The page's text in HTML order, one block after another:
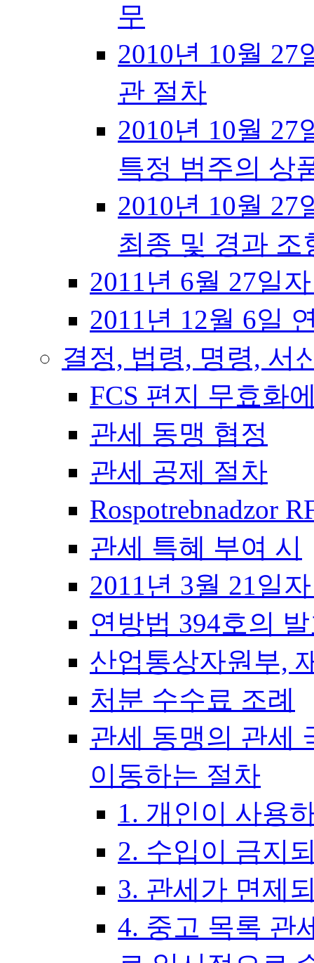
무
2010년 10월
관 절차
2010년 10월
특정 범주의 상
2010년 10월
최종 및 경과 조
2011년 6월 27일
2011년 12월 6일
결정, 법령, 명령, 서
FCS 편지 무효화
관세 동맹 협정
관세 공제 절차
Rospotrebnadzor
관세 특혜 부여 시
2011년 3월 21일
연방법 394호의
산업통상자원부,
처분 수수료 조례
관세 동맹의 관세
이동하는 절차
1. 개인이 사용
2. 수입이 금지
3. 관세가 면제
4. 중고 목록 관